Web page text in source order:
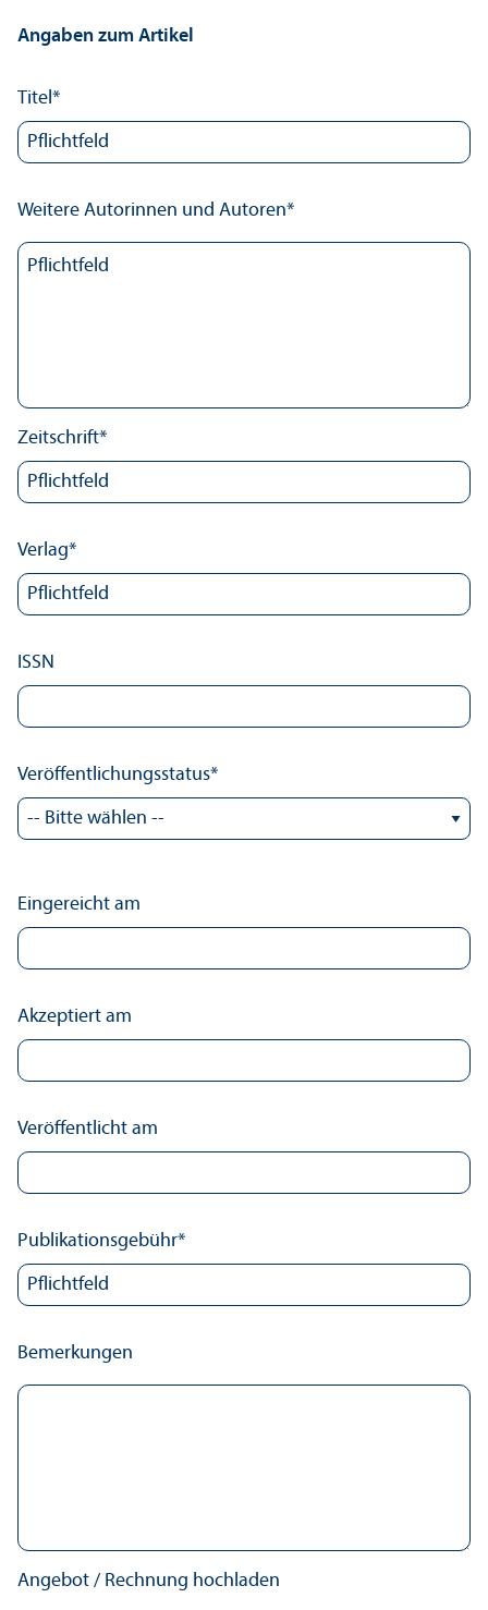
Angaben zum Artikel
Titel*
Weitere Autorinnen und Autoren*
Zeitschrift*
Verlag*
ISSN
Veröffentlichungs­status*
Eingereicht am
Akzeptiert am
Veröffentlicht am
Publikations­gebühr*
Bemerkungen
Angebot / Rechnung hochladen